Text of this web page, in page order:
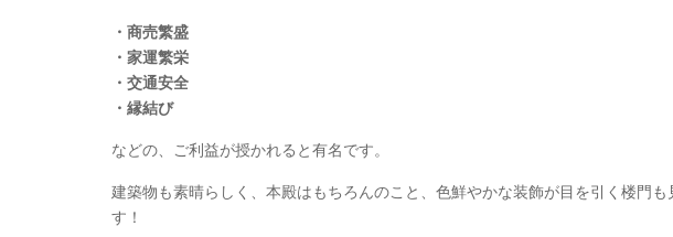
・商売繁盛
・家運繁栄
・交通安全
・縁結び
などの、ご利益が授かれると有名です。
建築物も素晴らしく、本殿はもちろんのこと、色鮮やかな装飾が目を引く楼門も
す！